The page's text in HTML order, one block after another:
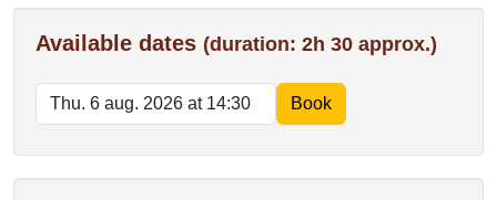
Available dates (duration: 2h 30 approx.)